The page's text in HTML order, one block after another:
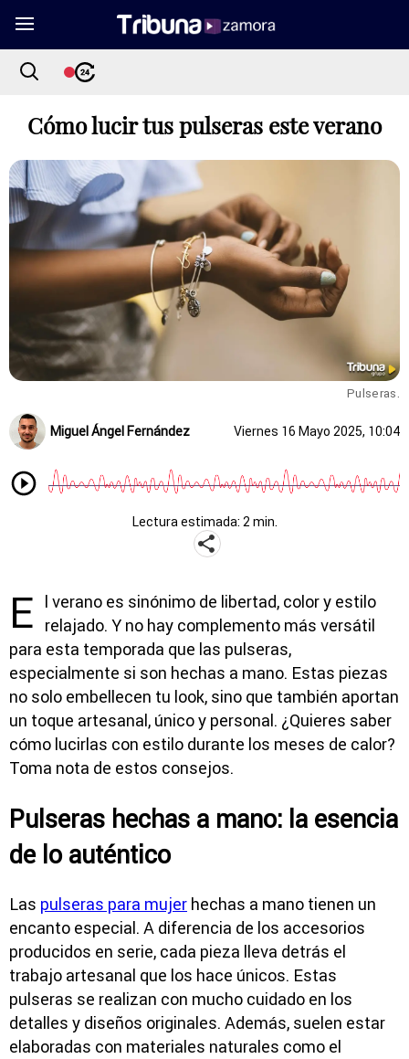
Cómo lucir tus pulseras este verano
Pulseras.
Miguel Ángel Fernández Viernes 16 Mayo 2025, 10:04
Lectura estimada: 2 min.
E
l verano es sinónimo de libertad, color y estilo
relajado. Y no hay complemento más versátil
para esta temporada que las pulseras,
especialmente si son hechas a mano. Estas piezas
no solo embellecen tu look, sino que también aportan
un toque artesanal, único y personal. ¿Quieres saber
cómo lucirlas con estilo durante los meses de calor?
Toma nota de estos consejos.
Pulseras hechas a mano: la esencia
de lo auténtico
Las pulseras para mujer hechas a mano tienen un
encanto especial. A diferencia de los accesorios
producidos en serie, cada pieza lleva detrás el
trabajo artesanal que los hace únicos. Estas
pulseras se realizan con mucho cuidado en los
detalles y diseños originales. Además, suelen estar
elaboradas con materiales naturales como el